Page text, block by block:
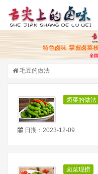
毛豆的做法
卤菜的做法
日期：2023-12-09
卤菜现捞